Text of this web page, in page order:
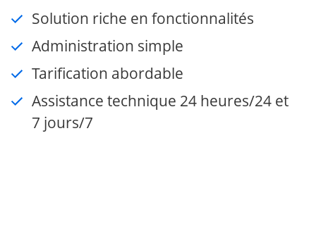
Solution riche en fonctionnalités
Administration simple
Tarification abordable
Assistance technique 24 heures/24 et
7 jours/7